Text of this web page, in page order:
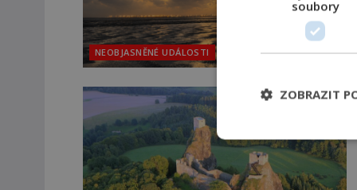
NEOBJASNĚNÉ UDÁLOSTI
soubory
ZOBRAZIT